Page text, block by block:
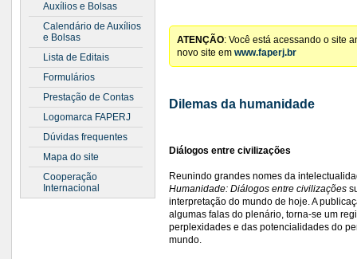
Auxílios e Bolsas
Calendário de Auxílios
e Bolsas
Lista de Editais
Formulários
Prestação de Contas
Logomarca FAPERJ
Dúvidas frequentes
Mapa do site
Cooperação
Internacional
ATENÇÃO: Você está acessando o site
novo site em www.faperj.br
Dilemas da humanidade
Diálogos entre civilizações
Reunindo grandes nomes da
Humanidade: Diálogos entre civilizações
interpretação do mundo de hoje. A
algumas falas do plenário, torna-se um
perplexidades e das potencialidades do
mundo.